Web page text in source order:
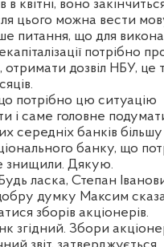
в квітні, воно
цього можна вести
питання, що для
потрібно
отримати дозвіл НБУ, це
потрібно цю ситуацію
і саме головне
середніх банків більшу
банку, що
знищили. Дякую.
Будь ласка, Степан
думку Максим
зборів акціонерів.
згідний. Збори